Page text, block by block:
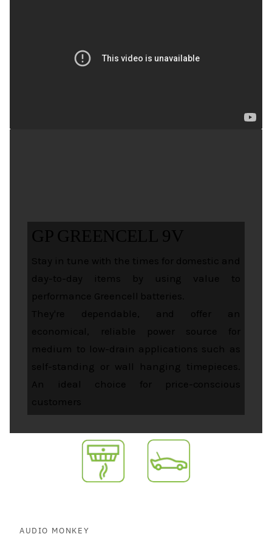
GP GREENCELL 9V
Stay in tune with the times for domestic and
day-to-day items by using value to
performance Greencell batteries.
They're dependable, and offer an
economical, reliable power source for
medium to low-drain applications such as
self-standing or wall hanging timepieces.
An ideal choice for price-conscious
customers
AUDIO MONKEY